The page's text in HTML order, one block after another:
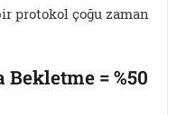
protokol çoğu zaman
Bekletme = %50